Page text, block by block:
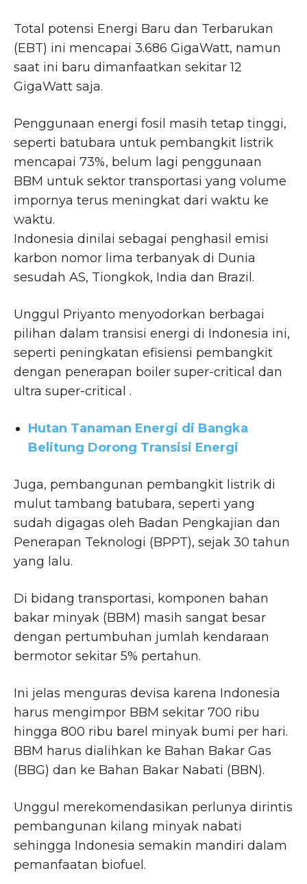
Total potensi Energi Baru dan Terbarukan
(EBT) ini mencapai 3.686 GigaWatt, namun
saat ini baru dimanfaatkan sekitar 12
GigaWatt saja.
Penggunaan energi fosil masih tetap tinggi,
seperti batubara untuk pembangkit listrik
mencapai 73%, belum lagi penggunaan
BBM untuk sektor transportasi yang volume
impornya terus meningkat dari waktu ke
waktu.
Indonesia dinilai sebagai penghasil emisi
karbon nomor lima terbanyak di Dunia
sesudah AS, Tiongkok, India dan Brazil.
Unggul Priyanto menyodorkan berbagai
pilihan dalam transisi energi di Indonesia ini,
seperti peningkatan efisiensi pembangkit
dengan penerapan boiler super-critical dan
ultra super-critical .
Hutan Tanaman Energi di Bangka
Belitung Dorong Transisi Energi
Juga, pembangunan pembangkit listrik di
mulut tambang batubara, seperti yang
sudah digagas oleh Badan Pengkajian dan
Penerapan Teknologi (BPPT), sejak 30 tahun
yang lalu.
Di bidang transportasi, komponen bahan
bakar minyak (BBM) masih sangat besar
dengan pertumbuhan jumlah kendaraan
bermotor sekitar 5% pertahun.
Ini jelas menguras devisa karena Indonesia
harus mengimpor BBM sekitar 700 ribu
hingga 800 ribu barel minyak bumi per hari.
BBM harus dialihkan ke Bahan Bakar Gas
(BBG) dan ke Bahan Bakar Nabati (BBN).
Unggul merekomendasikan perlunya dirintis
pembangunan kilang minyak nabati
sehingga Indonesia semakin mandiri dalam
pemanfaatan biofuel.